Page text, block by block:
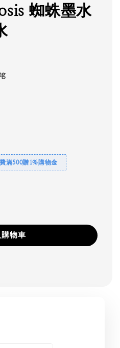
蜘蛛墨水
滿500贈1%購物金
購物車